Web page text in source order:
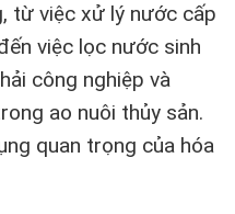
từ việc xử lý nước cấp
việc lọc nước sinh
công nghiệp và
ao nuôi thủy sản.
quan trọng của hóa